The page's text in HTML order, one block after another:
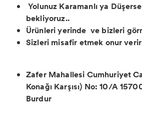
Yolunuz Karamanlı ya
bekliyoruz..
Ürünleri yerinde ve bizleri
Sizleri misafir etmek onur
Zafer Mahallesi Cumhuriyet
Konağı Karşısı) No: 10/A
Burdur